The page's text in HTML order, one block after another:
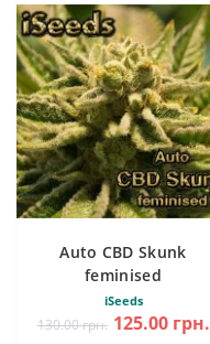
Auto CBD Skunk
feminised
iSeeds
130.00 грн. 125.00 грн.